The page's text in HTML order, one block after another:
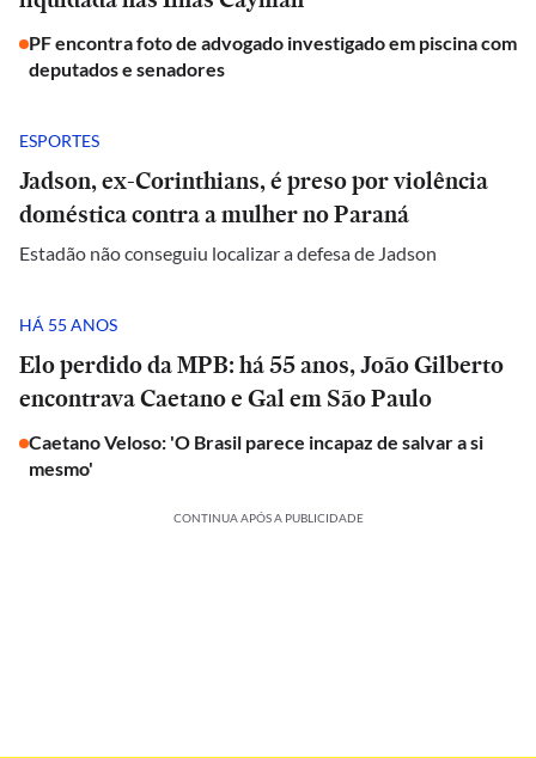
PF encontra foto de advogado investigado em piscina com
deputados e senadores
ESPORTES
Jadson, ex-Corinthians, é preso por violência
doméstica contra a mulher no Paraná
Estadão não conseguiu localizar a defesa de Jadson
HÁ 55 ANOS
Elo perdido da MPB: há 55 anos, João Gilberto
encontrava Caetano e Gal em São Paulo
Caetano Veloso: 'O Brasil parece incapaz de salvar a si
mesmo'
CONTINUA APÓS A PUBLICIDADE